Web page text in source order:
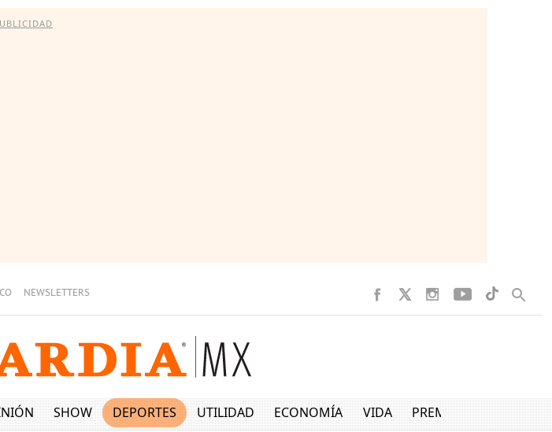
NEWSLETTERS
SHOW DEPORTES UTILIDAD ECONOMÍA VIDA PREMIUM